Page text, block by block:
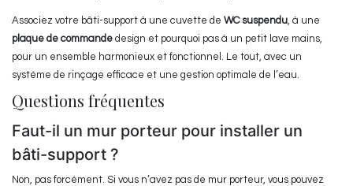
Associez votre bâti-support à une cuvette de WC suspendu, à une
plaque de commande design et pourquoi pas à un petit lave mains,
pour un ensemble harmonieux et fonctionnel. Le tout, avec un
système de rinçage efficace et une gestion optimale de l’eau.
Questions fréquentes
Faut-il un mur porteur pour installer un
bâti-support ?
Non, pas forcément. Si vous n’avez pas de mur porteur, vous pouvez